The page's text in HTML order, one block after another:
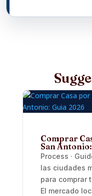
Comprar
San
Process ·
las ciudades
para comprar
El mercado